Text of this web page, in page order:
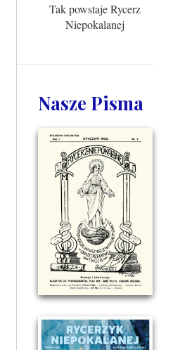
Tak powstaje Rycerz
Niepokalanej
Nasze Pisma